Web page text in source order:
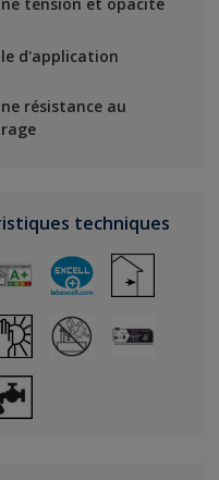
d'application
résistance au
techniques